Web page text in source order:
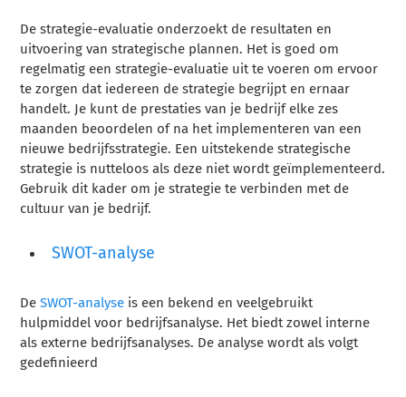
De strategie-evaluatie onderzoekt de resultaten en
uitvoering van strategische plannen. Het is goed om
regelmatig een strategie-evaluatie uit te voeren om ervoor
te zorgen dat iedereen de strategie begrijpt en ernaar
handelt. Je kunt de prestaties van je bedrijf elke zes
maanden beoordelen of na het implementeren van een
nieuwe bedrijfsstrategie. Een uitstekende strategische
strategie is nutteloos als deze niet wordt geïmplementeerd.
Gebruik dit kader om je strategie te verbinden met de
cultuur van je bedrijf.
SWOT-analyse
DeSWOT-analyse is een bekend en veelgebruikt
hulpmiddel voor bedrijfsanalyse. Het biedt zowel interne
als externe bedrijfsanalyses. De analyse wordt als volgt
gedefinieerd